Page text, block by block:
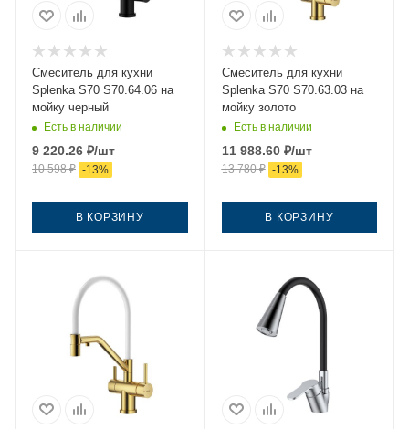
Смеситель для кухни
Splenka S70 S70.64.06 на
мойку черный
Есть в наличии
9 220.26 ₽/шт
10 598₽ -13%
В КОРЗИНУ
Смеситель для кухни
Splenka S70 S70.63.03 на
мойку золото
Есть в наличии
11 988.60₽/шт
13 780₽ -13%
В КОРЗИНУ